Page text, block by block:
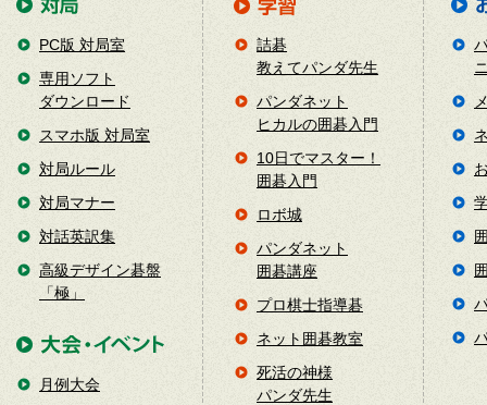
PC版 対局室
専用ソフト
ダウンロード
スマホ版 対局室
対局ルール
対局マナー
対話英訳集
高級デザイン碁盤
「極」
月例大会
詰碁
教えてパンダ先生
パンダネット
ヒカルの囲碁入門
10日でマスター！
囲碁入門
ロボ城
パンダネット
囲碁講座
プロ棋士指導碁
ネット囲碁教室
死活の神様
パンダ先生